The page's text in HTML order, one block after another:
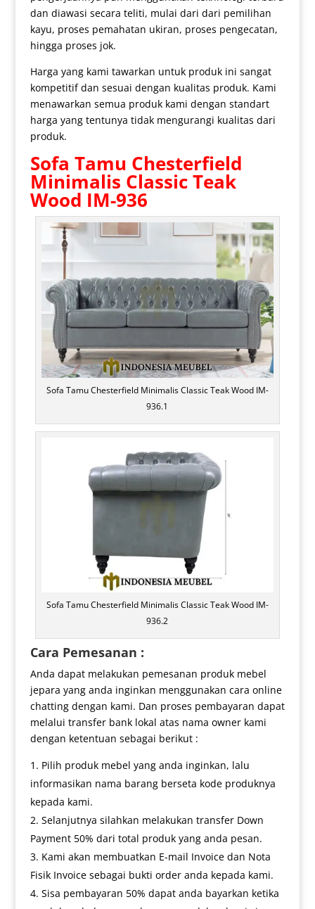
dan diawasi secara teliti, mulai dari dari pemilihan
kayu, proses pemahatan ukiran, proses pengecatan,
hingga proses jok.
Harga yang kami tawarkan untuk produk ini sangat
kompetitif dan sesuai dengan kualitas produk. Kami
menawarkan semua produk kami dengan standart
harga yang tentunya tidak mengurangi kualitas dari
produk.
Sofa Tamu Chesterfield
Minimalis Classic Teak
Wood IM-936
Sofa Tamu Chesterfield Minimalis Classic Teak Wood IM-
936.1
Sofa Tamu Chesterfield Minimalis Classic Teak Wood IM-
936.2
Cara Pemesanan :
Anda dapat melakukan pemesanan produk mebel
jepara yang anda inginkan menggunakan cara online
chatting dengan kami. Dan proses pembayaran dapat
melalui transfer bank lokal atas nama owner kami
dengan ketentuan sebagai berikut :
Pilih produk mebel yang anda inginkan, lalu
informasikan nama barang berseta kode produknya
kepada kami.
Selanjutnya silahkan melakukan transfer Down
Payment 50% dari total produk yang anda pesan.
Kami akan membuatkan E-mail Invoice dan Nota
Fisik Invoice sebagai bukti order anda kepada kami.
Sisa pembayaran 50% dapat anda bayarkan ketika